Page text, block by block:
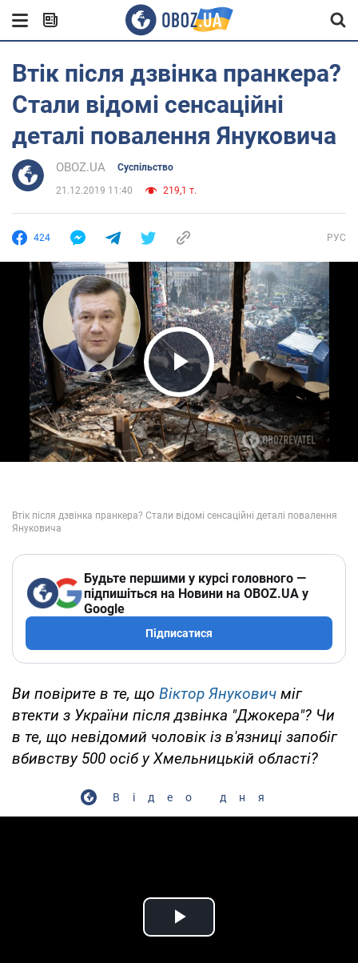
Втік після дзвінка пранкера?
Стали відомі сенсаційні
деталі повалення Януковича
OBOZ.UA Суспільство
21.12.2019 11:40 219,1 т.
424 РУС
Play Video
Будьте першими у курсі головного —
підпишіться на Новини на OBOZ.UA у
Google
Підписатися
Ви повірите в те, що Віктор Янукович міг
втекти з України після дзвінка "Джокера"? Чи
в те, що невідомий чоловік із в'язниці запобіг
вбивству 500 осіб у Хмельницькій області?
Відео дня
Play Video